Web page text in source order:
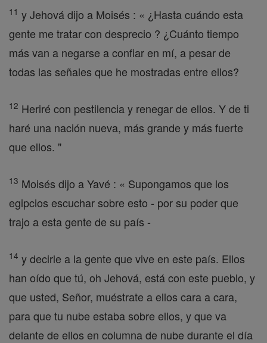
11 y Jehová dijo a Moisés : « ¿Hasta cuándo esta
gente me tratar con desprecio ? ¿Cuánto tiempo
más van a negarse a confiar en mí, a pesar de
todas las señales que he mostradas entre ellos?
12 Heriré con pestilencia y renegar de ellos. Y de ti
haré una nación nueva, más grande y más fuerte
que ellos. "
13 Moisés dijo a Yavé : « Supongamos que los
egipcios escuchar sobre esto - por su poder que
trajo a esta gente de su país -
14 y decirle a la gente que vive en este país. Ellos
han oído que tú, oh Jehová, está con este pueblo, y
que usted, Señor, muéstrate a ellos cara a cara,
para que tu nube estaba sobre ellos, y que va
delante de ellos en columna de nube durante el día